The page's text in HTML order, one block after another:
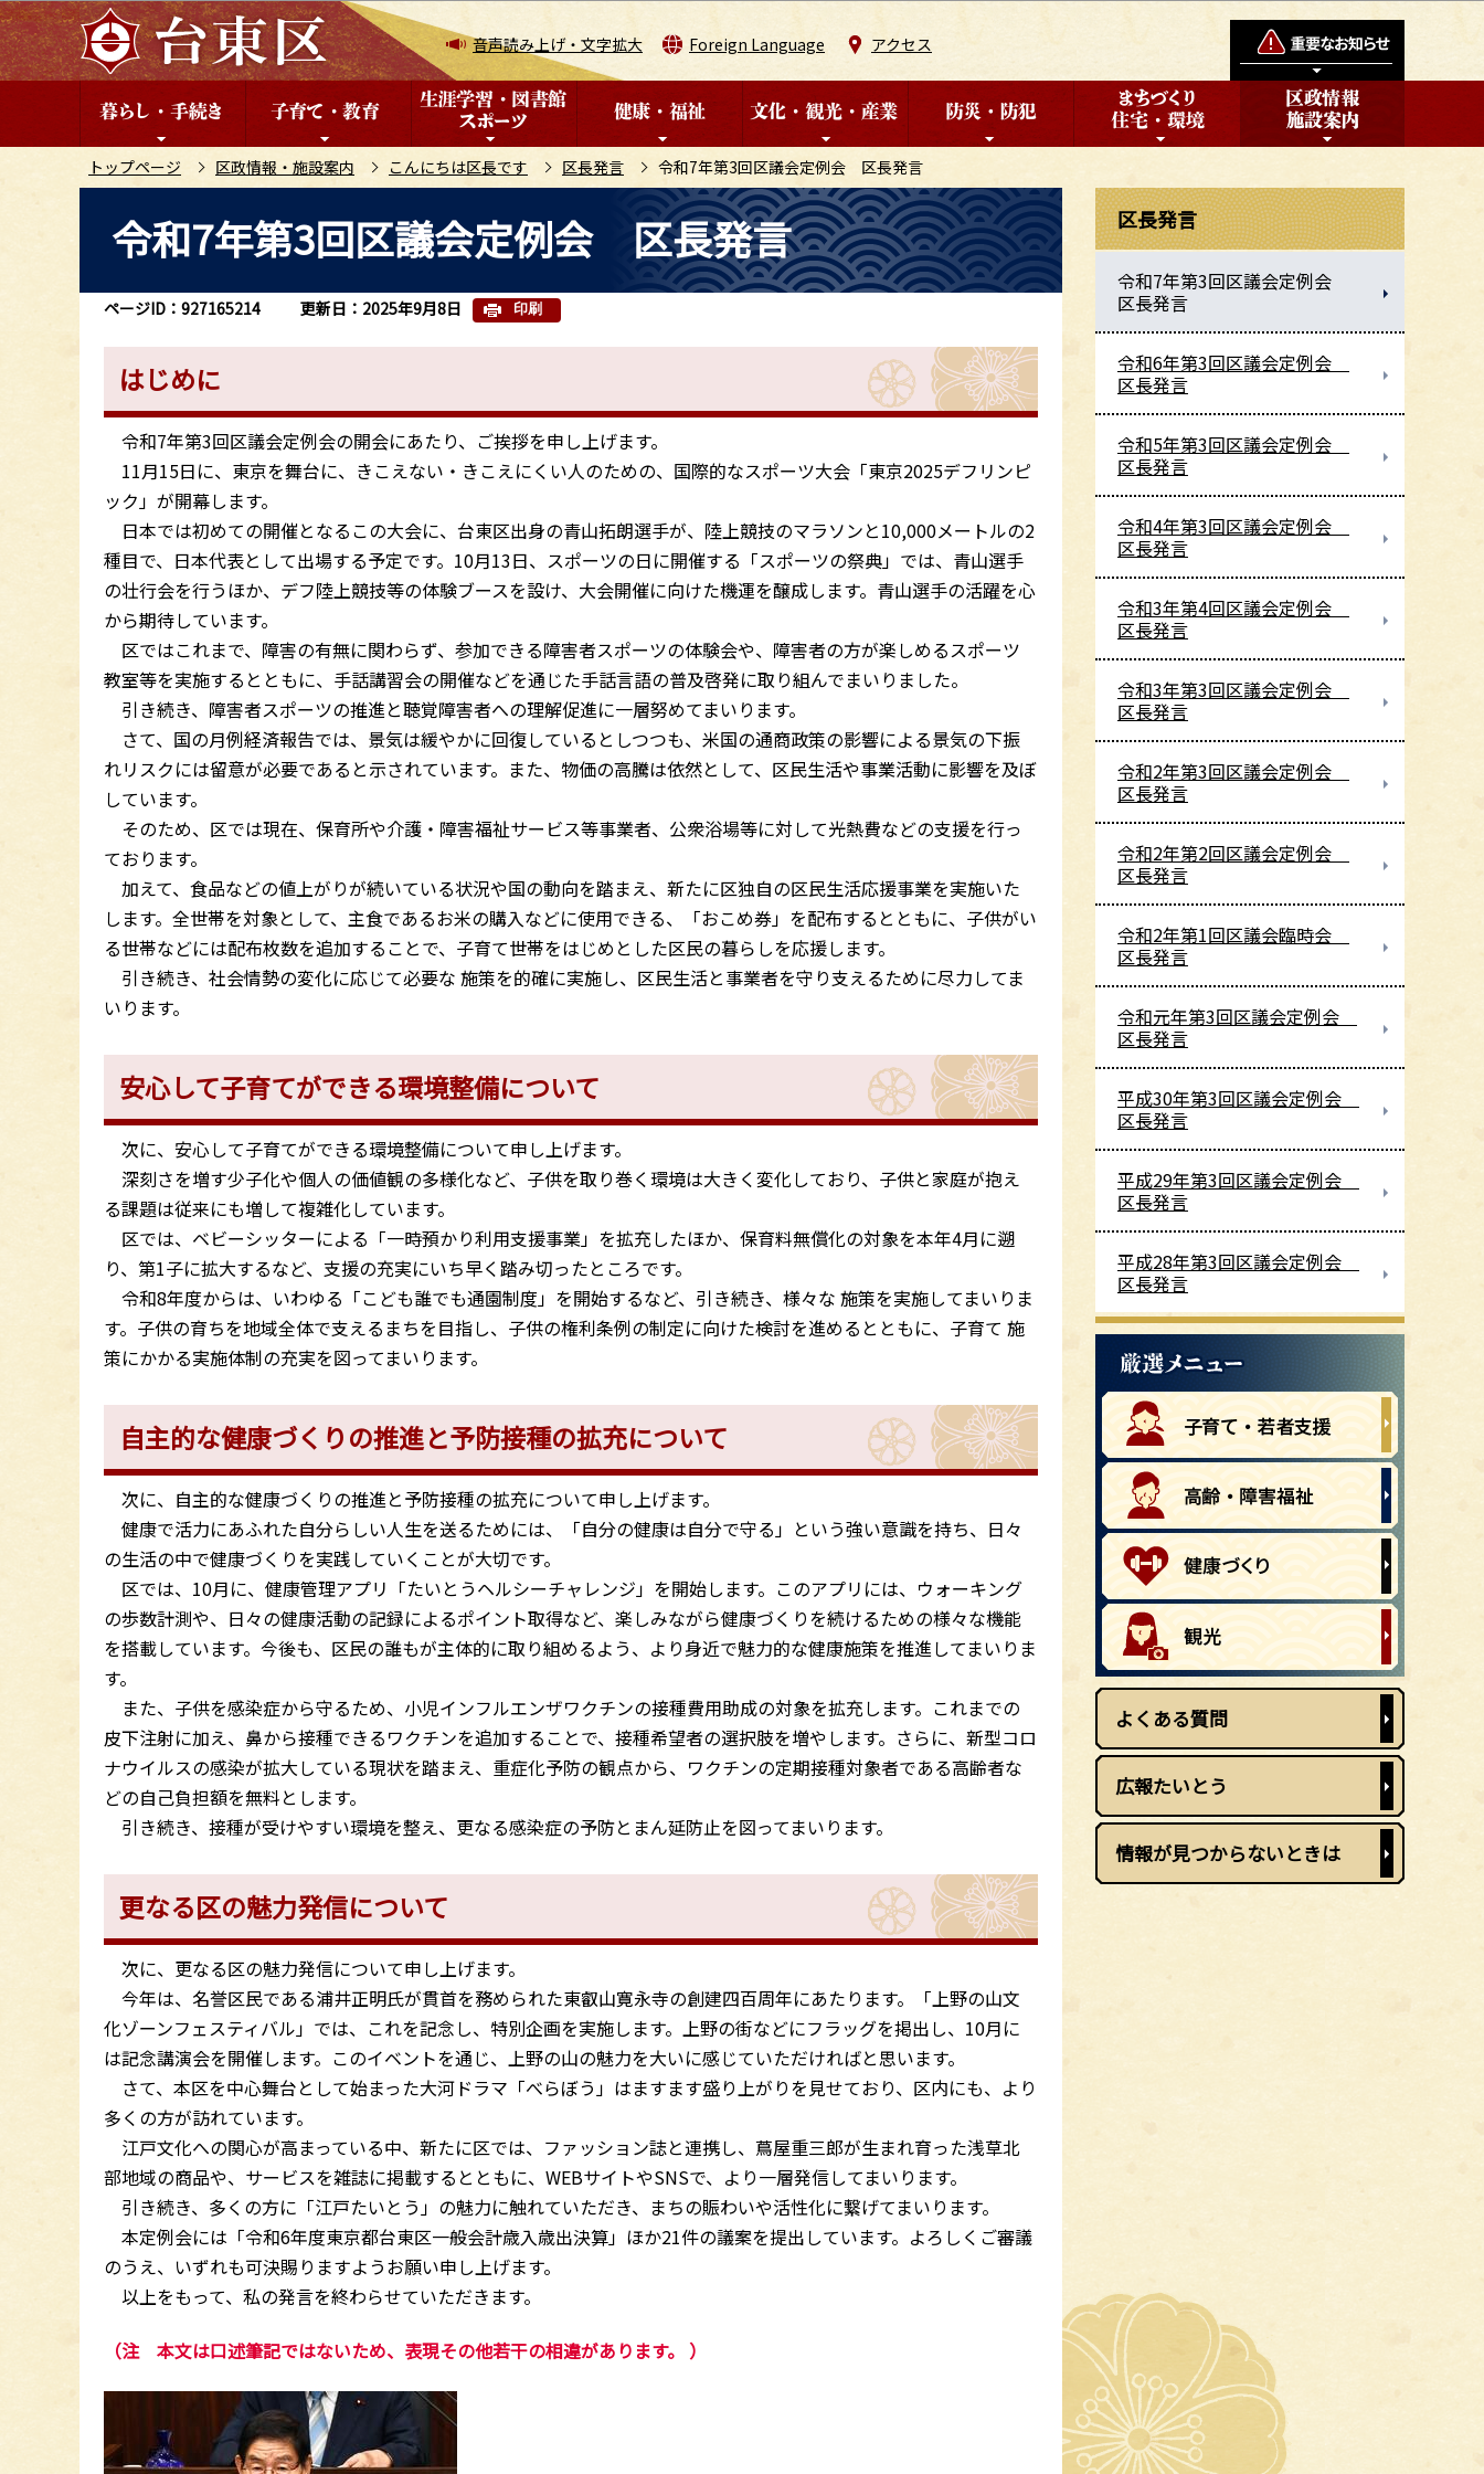
こ
の
ペ
音声読み上げ・文字拡大 Foreign Language アクセス
トップページ 区政情報・施設案内 こんにちは区長です 区長発言 令和7年第3回区議会定例会 区長発言
こ
令和7年第3回区議会定例会 区長発言
ページID：927165214 更新日：2025年9月8日 印刷
はじめに
令和7年第3回区議会定例会の開会にあたり、ご挨拶を申し上げます。
11月15日に、東京を舞台に、きこえない・きこえにくい人のための、国際的なスポーツ大会「東京2025デフリンピ
ック」が開幕します。
日本では初めての開催となるこの大会に、台東区出身の青山拓朗選手が、陸上競技のマラソンと10,000メートルの2
種目で、日本代表として出場する予定です。10月13日、スポーツの日に開催する「スポーツの祭典」では、青山選手
の壮行会を行うほか、デフ陸上競技等の体験ブースを設け、大会開催に向けた機運を醸成します。青山選手の活躍を心
から期待しています。
区ではこれまで、障害の有無に関わらず、参加できる障害者スポーツの体験会や、障害者の方が楽しめるスポーツ
教室等を実施するとともに、手話講習会の開催などを通じた手話言語の普及啓発に取り組んでまいりました。
引き続き、障害者スポーツの推進と聴覚障害者への理解促進に一層努めてまいります。
さて、国の月例経済報告では、景気は緩やかに回復しているとしつつも、米国の通商政策の影響による景気の下振
れリスクには留意が必要であると示されています。また、物価の高騰は依然として、区民生活や事業活動に影響を及ぼ
しています。
そのため、区では現在、保育所や介護・障害福祉サービス等事業者、公衆浴場等に対して光熱費などの支援を行っ
ております。
加えて、食品などの値上がりが続いている状況や国の動向を踏まえ、新たに区独自の区民生活応援事業を実施いた
します。全世帯を対象として、主食であるお米の購入などに使用できる、「おこめ券」を配布するとともに、子供がい
る世帯などには配布枚数を追加することで、子育て世帯をはじめとした区民の暮らしを応援します。
引き続き、社会情勢の変化に応じて必要な 施策を的確に実施し、区民生活と事業者を守り支えるために尽力してま
いります。
安心して子育てができる環境整備について
次に、安心して子育てができる環境整備について申し上げます。
深刻さを増す少子化や個人の価値観の多様化など、子供を取り巻く環境は大きく変化しており、子供と家庭が抱え
る課題は従来にも増して複雑化しています。
区では、ベビーシッターによる「一時預かり利用支援事業」を拡充したほか、保育料無償化の対象を本年4月に遡
り、第1子に拡大するなど、支援の充実にいち早く踏み切ったところです。
令和8年度からは、いわゆる「こども誰でも通園制度」を開始するなど、引き続き、様々な 施策を実施してまいりま
す。子供の育ちを地域全体で支えるまちを目指し、子供の権利条例の制定に向けた検討を進めるとともに、子育て 施
策にかかる実施体制の充実を図ってまいります。
自主的な健康づくりの推進と予防接種の拡充について
次に、自主的な健康づくりの推進と予防接種の拡充について申し上げます。
健康で活力にあふれた自分らしい人生を送るためには、「自分の健康は自分で守る」という強い意識を持ち、日々
の生活の中で健康づくりを実践していくことが大切です。
区では、10月に、健康管理アプリ「たいとうヘルシーチャレンジ」を開始します。このアプリには、ウォーキング
の歩数計測や、日々の健康活動の記録によるポイント取得など、楽しみながら健康づくりを続けるための様々な機能
を搭載しています。今後も、区民の誰もが主体的に取り組めるよう、より身近で魅力的な健康施策を推進してまいりま
す。
また、子供を感染症から守るため、小児インフルエンザワクチンの接種費用助成の対象を拡充します。これまでの
皮下注射に加え、鼻から接種できるワクチンを追加することで、接種希望者の選択肢を増やします。さらに、新型コロ
ナウイルスの感染が拡大している現状を踏まえ、重症化予防の観点から、ワクチンの定期接種対象者である高齢者な
どの自己負担額を無料とします。
引き続き、接種が受けやすい環境を整え、更なる感染症の予防とまん延防止を図ってまいります。
更なる区の魅力発信について
次に、更なる区の魅力発信について申し上げます。
今年は、名誉区民である浦井正明氏が貫首を務められた東叡山寛永寺の創建四百周年にあたります。「上野の山文
化ゾーンフェスティバル」では、これを記念し、特別企画を実施します。上野の街などにフラッグを掲出し、10月に
は記念講演会を開催します。このイベントを通じ、上野の山の魅力を大いに感じていただければと思います。
さて、本区を中心舞台として始まった大河ドラマ「べらぼう」はますます盛り上がりを見せており、区内にも、より
多くの方が訪れています。
江戸文化への関心が高まっている中、新たに区では、ファッション誌と連携し、蔦屋重三郎が生まれ育った浅草北
部地域の商品や、サービスを雑誌に掲載するとともに、WEBサイトやSNSで、より一層発信してまいります。
引き続き、多くの方に「江戸たいとう」の魅力に触れていただき、まちの賑わいや活性化に繋げてまいります。
本定例会には「令和6年度東京都台東区一般会計歳入歳出決算」ほか21件の議案を提出しています。よろしくご審議
のうえ、いずれも可決賜りますようお願い申し上げます。
以上をもって、私の発言を終わらせていただきます。
（注 本文は口述筆記ではないため、表現その他若干の相違があります。 ）
区長発言
令和7年第3回区議会定例会
区長発言
令和6年第3回区議会定例会
区長発言
令和5年第3回区議会定例会
区長発言
令和4年第3回区議会定例会
区長発言
令和3年第4回区議会定例会
区長発言
令和3年第3回区議会定例会
区長発言
令和2年第3回区議会定例会
区長発言
令和2年第2回区議会定例会
区長発言
令和2年第1回区議会臨時会
区長発言
令和元年第3回区議会定例会
区長発言
平成30年第3回区議会定例会
区長発言
平成29年第3回区議会定例会
区長発言
平成28年第3回区議会定例会
区長発言
よくある質問
広報たいとう
情報が見つからないときは